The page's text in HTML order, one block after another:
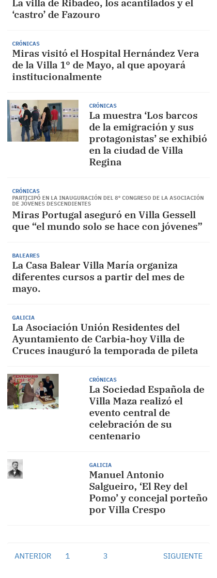
La villa de Ribadeo, los acantilados y el
‘castro’ de Fazouro
CRÓNICAS
Miras visitó el Hospital Hernández Vera
de la Villa 1º de Mayo, al que apoyará
institucionalmente
CRÓNICAS
La muestra ‘Los barcos
de la emigración y sus
protagonistas’ se exhibió
en la ciudad de Villa
Regina
CRÓNICAS
PARTICIPÓ EN LA INAUGURACIÓN DEL 8º CONGRESO DE LA ASOCIACIÓN
DE JÓVENES DESCENDIENTES
Miras Portugal aseguró en Villa Gessell
que “el mundo solo se hace con jóvenes”
BALEARES
La Casa Balear Villa María organiza
diferentes cursos a partir del mes de
mayo.
GALICIA
La Asociación Unión Residentes del
Ayuntamiento de Carbia-hoy Villa de
Cruces inauguró la temporada de pileta
CRÓNICAS
La Sociedad Española de
Villa Maza realizó el
evento central de
celebración de su
centenario
GALICIA
Manuel Antonio
Salgueiro, ‘El Rey del
Pomo’ y concejal porteño
por Villa Crespo
ANTERIOR 1 3 SIGUIENTE